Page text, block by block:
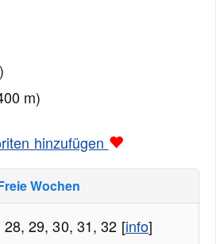
m)
hinzufügen
Wochen
28, 29, 30, 31, 32 [info]